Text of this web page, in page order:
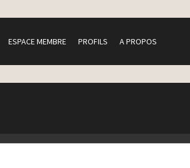
ESPACE MEMBRE PROFILS A PROPOS